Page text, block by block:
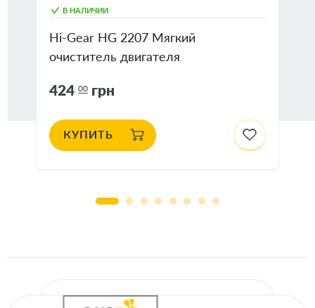
В НАЛИЧИИ
Hi-Gear HG 2207 Мягкий
очиститель двигателя
424 00 грн
КУПИТЬ